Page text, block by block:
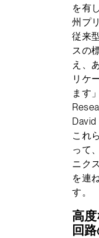
を有
州プ
従来
スの
え、
リケ
ます
David
これ
って
ニク
を連
す。
高
回